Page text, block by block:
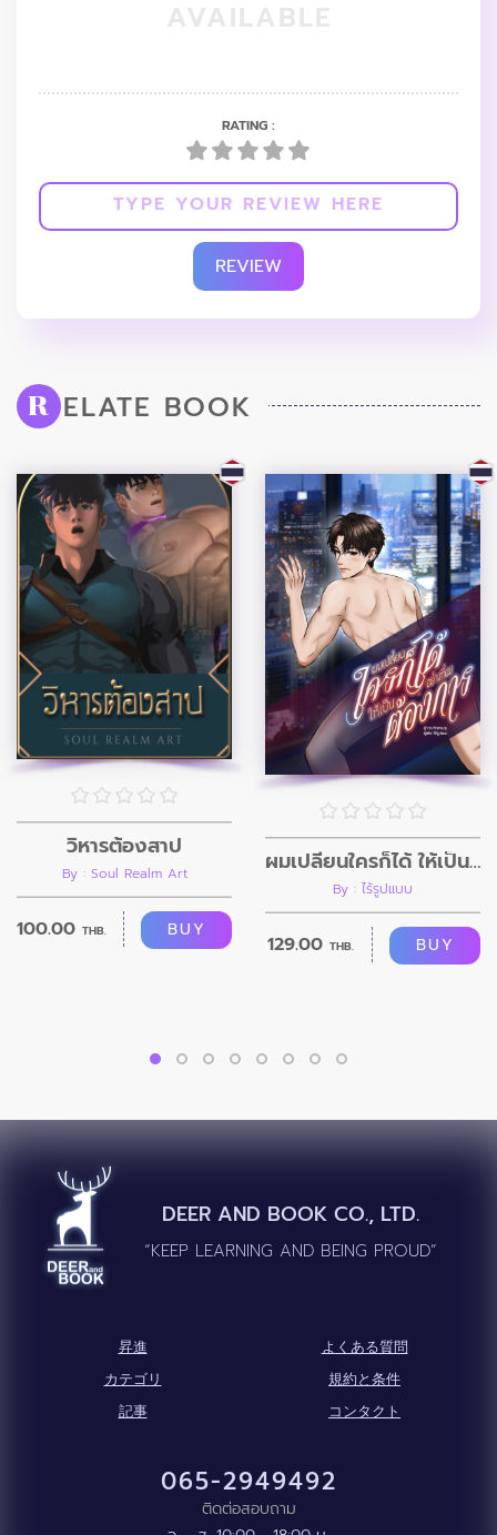
RATING :
REVIEW
R ELATE BOOK
วิหารต้องสาป
By : Soul Realm Art
100.00 THB. BUY
ผมเปลี่ยนใครก็ได้ ให้เป็นอย่างที่ผมต้องการ
By : ไร้รูปแบบ
129.00 THB. BUY
DEER AND BOOK CO., LTD.
“KEEP LEARNING AND BEING PROUD”
昇進
よくある質問
カテゴリ
規約と条件
記事
コンタクト
065-2949492
ติดต่อสอบถาม